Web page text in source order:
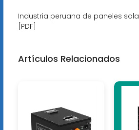
Industria peruana de paneles
[PDF]
Artículos Relacionados